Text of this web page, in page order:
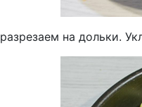
на дольки.